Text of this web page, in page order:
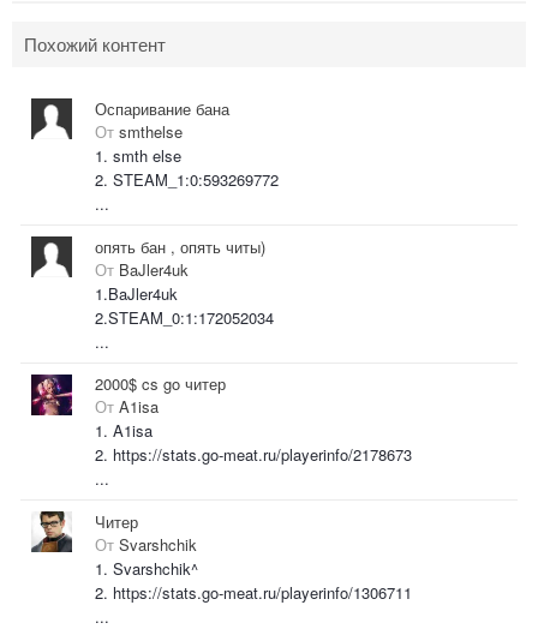
Похожий контент
Оспаривание бана
От smthelse
1. smth else
2. STEAM_1:0:593269772
...
опять бан , опять читы)
От BaJler4uk
1.BaJler4uk
2.STEAM_0:1:172052034
...
2000$ cs go читер
От A1isa
1. A1isa
2. https://stats.go-meat.ru/playerinfo/2178673
...
Читер
От Svarshchik
1. Svarshchik^
2. https://stats.go-meat.ru/playerinfo/1306711
...